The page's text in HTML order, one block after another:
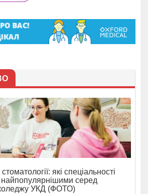
які спеціальності
найпопулярнішими серед
коледжу УКД (ФОТО)